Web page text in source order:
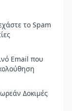
το Spam
Email που
Δοκιμές